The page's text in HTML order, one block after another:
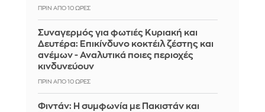
ΠΡΙΝ ΑΠΌ 10 ΏΡΕΣ
Συναγερμός για φωτιές Κυριακή και
Δευτέρα: Επικίνδυνο κοκτέιλ ζέστης και
ανέμων - Αναλυτικά ποιες περιοχές
κινδυνεύουν
ΠΡΙΝ ΑΠΌ 10 ΏΡΕΣ
Φιντάν: Η συμφωνία με Πακιστάν και